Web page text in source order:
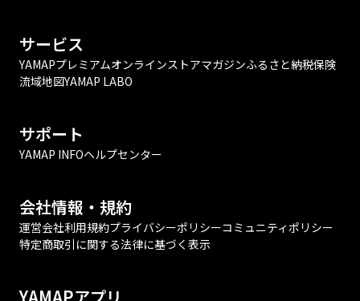
サービス
YAMAPプレミアムオンラインストアマガジンふるさと納税保険
流域地図YAMAP LABO
サポート
YAMAP INFOヘルプセンター
会社情報・規約
運営会社利用規約プライバシーポリシーコミュニティポリシー
特定商取引に関する法律に基づく表示